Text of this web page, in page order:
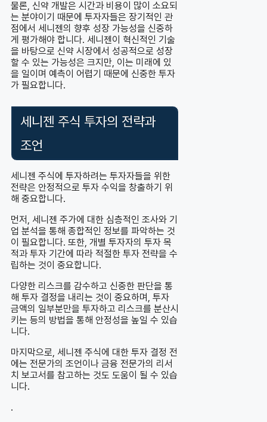
물론, 신약 개발은 시간과 비용이 많이 소요되
는 분야이기 때문에 투자자들은 장기적인 관
점에서 세니젠의 향후 성장 가능성을 신중하
게 평가해야 합니다. 세니젠이 혁신적인 기술
을 바탕으로 신약 시장에서 성공적으로 성장
할 수 있는 가능성은 크지만, 이는 미래에 있
을 일이며 예측이 어렵기 때문에 신중한 투자
가 필요합니다.
세니젠 주식 투자의 전략과
조언
세니젠 주식에 투자하려는 투자자들을 위한
전략은 안정적으로 투자 수익을 창출하기 위
해 중요합니다.
먼저, 세니젠 주가에 대한 심층적인 조사와 기
업 분석을 통해 종합적인 정보를 파악하는 것
이 필요합니다. 또한, 개별 투자자의 투자 목
적과 투자 기간에 따라 적절한 투자 전략을 수
립하는 것이 중요합니다.
다양한 리스크를 감수하고 신중한 판단을 통
해 투자 결정을 내리는 것이 중요하며, 투자
금액의 일부분만을 투자하고 리스크를 분산시
키는 등의 방법을 통해 안정성을 높일 수 있습
니다.
마지막으로, 세니젠 주식에 대한 투자 결정 전
에는 전문가의 조언이나 금융 전문가의 리서
치 보고서를 참고하는 것도 도움이 될 수 있습
니다.
.